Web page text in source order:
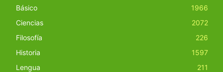
Básico
1966
Ciencias
2072
Filosofía
226
Historia
1597
Lengua
211